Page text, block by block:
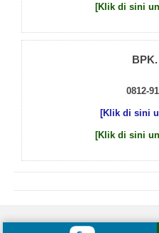
[Klik di sini
0812-
[Klik di sini
[Klik di sini